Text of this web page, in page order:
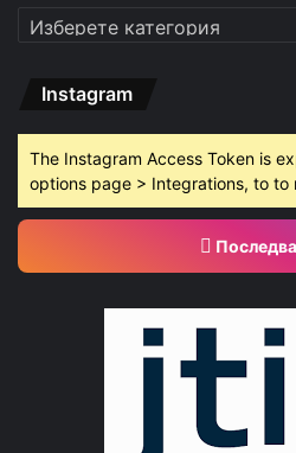
Категории
Instagram
The Instagram Access Token is
options page > Integrations, to to